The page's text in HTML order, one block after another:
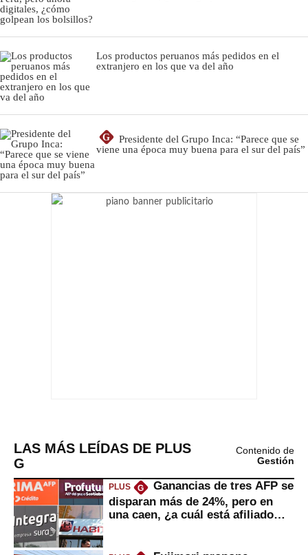
Los productos peruanos más pedidos en el
extranjero en los que va del año
G
Presidente del Grupo Inca: “Parece que se
viene una época muy buena para el sur del país”
LAS MÁS LEÍDAS DE PLUS
G
Contenido de
Gestión
PLUS G
Ganancias de tres AFP se
disparan más de 24%, pero en
una caen, ¿a cuál está afiliado